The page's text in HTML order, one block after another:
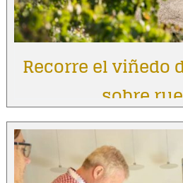
Recorre el viñedo
sobre